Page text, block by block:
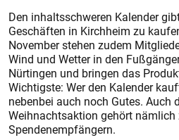
Den inhaltsschweren Kalender
Geschäften in Kirchheim zu
November stehen zudem
Wind und Wetter in den
Nürtingen und bringen das
Wichtigste: Wer den Kalender
nebenbei auch noch Gutes. Auch
Weihnachtsaktion gehört nämlich
Spendenempfängern.